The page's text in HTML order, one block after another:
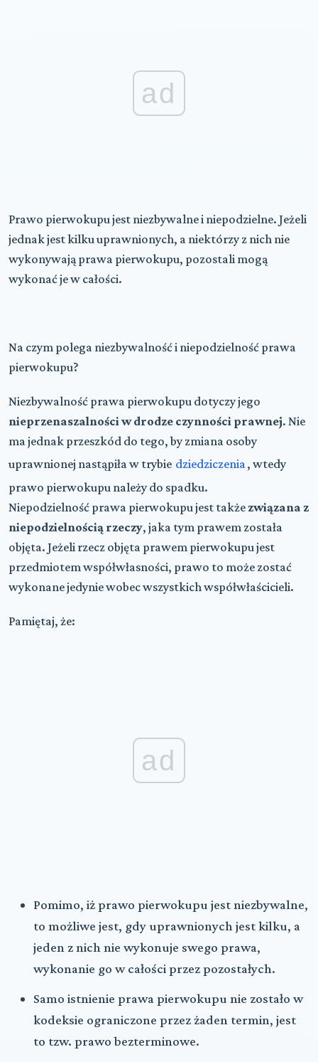
ad
Prawo pierwokupu jest niezbywalne i niepodzielne. Jeżeli
jednak jest kilku uprawnionych, a niektórzy z nich nie
wykonywają prawa pierwokupu, pozostali mogą
wykonać je w całości.
Na czym polega niezbywalność i niepodzielność prawa
pierwokupu?
Niezbywalność prawa pierwokupu dotyczy jego
nieprzenaszalności w drodze czynności prawnej. Nie
ma jednak przeszkód do tego, by zmiana osoby
uprawnionej nastąpiła w trybie dziedziczenia , wtedy
prawo pierwokupu należy do spadku.
Niepodzielność prawa pierwokupu jest także związana z
niepodzielnością rzeczy, jaka tym prawem została
objęta. Jeżeli rzecz objęta prawem pierwokupu jest
przedmiotem współwłasności, prawo to może zostać
wykonane jedynie wobec wszystkich współwłaścicieli.
Pamiętaj, że:
ad
Pomimo, iż prawo pierwokupu jest niezbywalne,
to możliwe jest, gdy uprawnionych jest kilku, a
jeden z nich nie wykonuje swego prawa,
wykonanie go w całości przez pozostałych.
Samo istnienie prawa pierwokupu nie zostało w
kodeksie ograniczone przez żaden termin, jest
to tzw. prawo bezterminowe.